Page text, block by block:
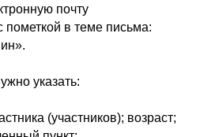
почту
пометкой в теме письма:
указать:
(участников); возраст;